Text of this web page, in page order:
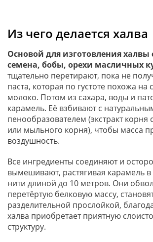
Из чего делается халва
Основой для изготовления халвы
семена, бобы, орехи масличных
тщательно перетирают, пока не
паста, которая по густоте похожа на
молоко. Потом из сахара, воды и
карамель. Её взбивают с
пенообразователем (экстракт корня
или мыльного корня), чтобы масса
воздушность.
Все ингредиенты соединяют и
вымешивают, растягивая карамель
нити длиной до 10 метров. Они
перетёртую белковую массу,
разделительной прослойкой,
халва приобретает приятную
структуру.